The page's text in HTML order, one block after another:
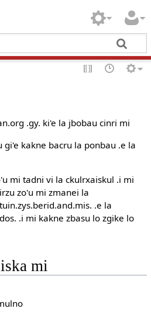
.gy. ki'e la jbobau cinri mi
gi'e kakne bacru la ponbau .e la
mi tadni vi la ckulrxaiskul .i mi
zo'u mi zmanei la
.e la
.i mi kakne zbasu lo zgike lo
mi